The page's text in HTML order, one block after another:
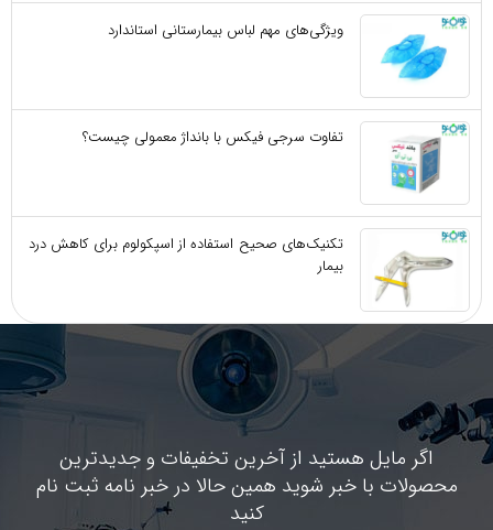
ویژگی‌های مهم لباس بیمارستانی استاندارد
تفاوت سرجی‌ فیکس با بانداژ معمولی چیست؟
تکنیک‌های صحیح استفاده از اسپکولوم برای کاهش درد
بیمار
اگر مایل هستید از آخرین تخفیفات و جدیدترین
محصولات با خبر شوید همین حالا در خبر نامه ثبت نام
کنید